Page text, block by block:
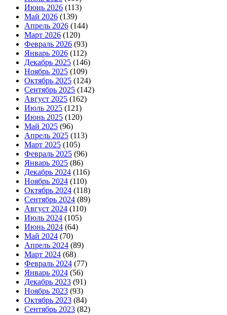
Июнь 2026 (113)
Май 2026 (139)
Апрель 2026 (144)
Март 2026 (120)
Февраль 2026 (93)
Январь 2026 (112)
Декабрь 2025 (146)
Ноябрь 2025 (109)
Октябрь 2025 (124)
Сентябрь 2025 (142)
Август 2025 (162)
Июль 2025 (121)
Июнь 2025 (120)
Май 2025 (96)
Апрель 2025 (113)
Март 2025 (105)
Февраль 2025 (96)
Январь 2025 (86)
Декабрь 2024 (116)
Ноябрь 2024 (110)
Октябрь 2024 (118)
Сентябрь 2024 (89)
Август 2024 (110)
Июль 2024 (105)
Июнь 2024 (64)
Май 2024 (70)
Апрель 2024 (89)
Март 2024 (68)
Февраль 2024 (77)
Январь 2024 (56)
Декабрь 2023 (91)
Ноябрь 2023 (93)
Октябрь 2023 (84)
Сентябрь 2023 (82)